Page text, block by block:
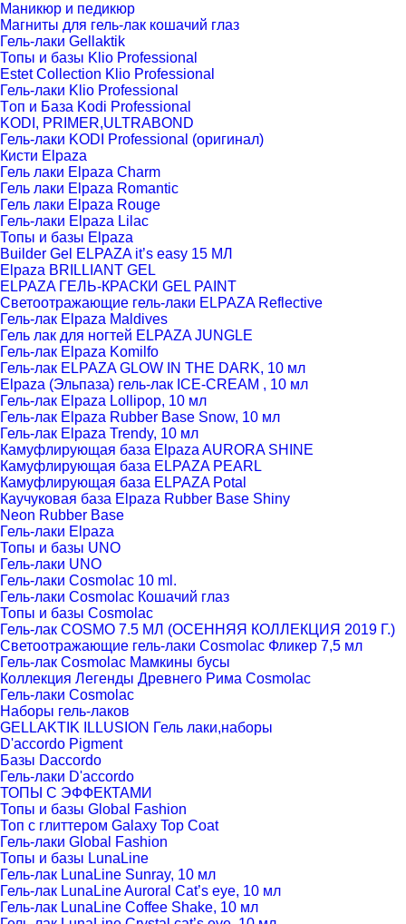
Маникюр и педикюр
Магниты для гель-лак кошачий глаз
Гель-лаки Gellaktik
Топы и базы Klio Professional
Estet Collection Klio Professional
Гель-лаки Klio Professional
Tоп и База Kodi Professional
KODI, PRIMER,ULTRABOND
Гель-лаки KODI Professional (оригинал)
Кисти Elpaza
Гель лаки Elpaza Charm
Гель лаки Elpaza Romantic
Гель лаки Elpaza Rouge
Гель-лаки Elpaza Lilac
Топы и базы Elpaza
Builder Gel ELPAZA it’s easy 15 МЛ
Elpaza BRILLIANT GEL
ELPAZA ГЕЛЬ-КРАСКИ GEL PAINT
Светоотражающие гель-лаки ELPAZA Reflective
Гель-лак Elpaza Maldives
Гель лак для ногтей ELPAZA JUNGLE
Гель-лак Elpaza Komilfo
Гель-лак ELPAZA GLOW IN THE DARK, 10 мл
Elpaza (Эльпаза) гель-лак ICE-CREAM , 10 мл
Гель-лак Elpaza Lollipop, 10 мл
Гель-лак Elpaza Rubber Base Snow, 10 мл
Гель-лак Elpaza Trendy, 10 мл
Камуфлирующая база Elpaza AURORA SHINE
Камуфлирующая база ELPAZA PEARL
Камуфлирующая база ELPAZA Potal
Каучуковая база Elpaza Rubber Base Shiny
Neon Rubber Base
Гель-лаки Elpaza
Топы и базы UNO
Гель-лаки UNO
Гель-лаки Cosmolac 10 ml.
Гель-лаки Cosmolac Кошачий глаз
Топы и базы Cosmolac
Гель-лак COSMO 7.5 МЛ (ОСЕННЯЯ КОЛЛЕКЦИЯ 2019 Г.)
Светоотражающие гель-лаки Cosmolac Фликер 7,5 мл
Гель-лак Cosmolac Мамкины бусы
Коллекция Легенды Древнего Рима Cosmolac
Гель-лаки Cosmolac
Наборы гель-лаков
GELLAKTIK ILLUSION Гель лаки,наборы
D'accordo Pigment
Базы Daccordo
Гель-лаки D'accordo
ТОПЫ С ЭФФЕКТАМИ
Топы и базы Global Fashion
Топ с глиттером Galaxy Top Coat
Гель-лаки Global Fashion
Топы и базы LunaLine
Гель-лак LunaLine Sunray, 10 мл
Гель-лак LunaLine Auroral Cat’s eye, 10 мл
Гель-лак LunaLine Coffee Shake, 10 мл